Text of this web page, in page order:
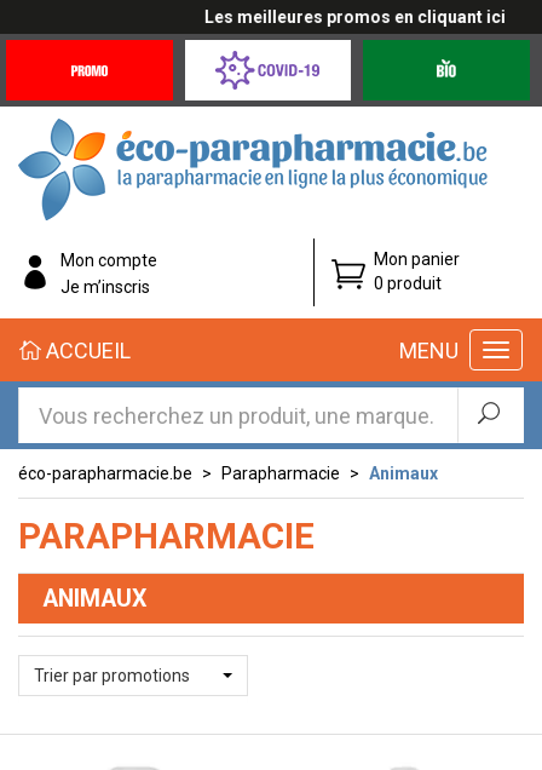
Les meilleures promos en cliquant ici
Offres
Coronavirus
éco-
parapharmacie.fr
éco-
parapharmacie.fr
Mon compte
Je m’inscris
Mon panier
0 produit
MENU
ACCUEIL
éco-parapharmacie.be Parapharmacie Animaux
PARAPHARMACIE
ANIMAUX
Trier par promotions